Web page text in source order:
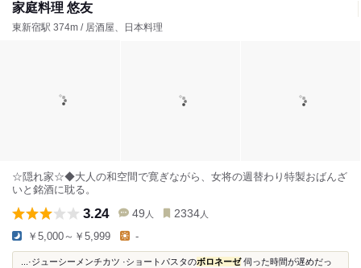
家庭料理 悠友
東新宿駅 374m / 居酒屋、日本料理
☆隠れ家☆◆大人の和空間で寛ぎながら、女将の週替わり特製おばんざ
いと銘酒に耽る。
3.24 49 人 2334 人
￥5,000～￥5,999 -
...·ジューシーメンチカツ ·ショートパスタのボロネーゼ伺った時間が遅めだっ